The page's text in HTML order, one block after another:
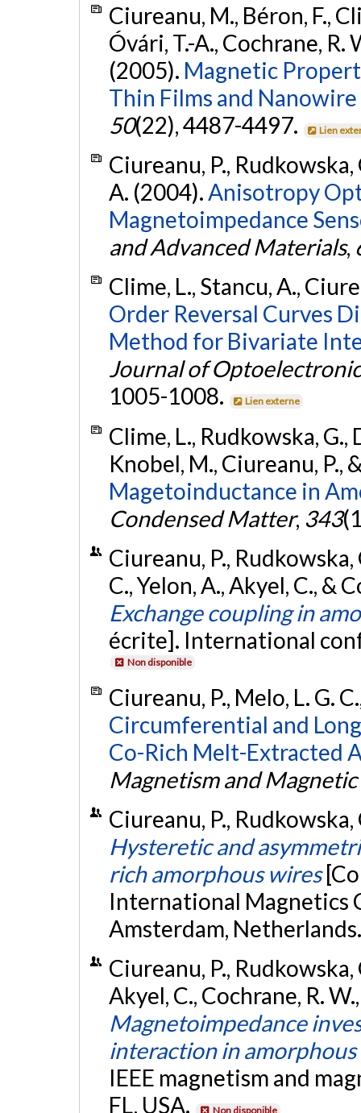
Ciureanu, M., Béron, F.,
Óvári, T.-A., Cochrane, R.
(2005). Magnetic
Thin Films and Nanowire
50(22), 4487-4497. Lien
Ciureanu, P., Rudkowska,
A. (2004).Anisotropy
Magnetoimpedance
and Advanced Materials,
Clime, L., Stancu, A.,
Order Reversal Curves
Method for Bivariate
Journal of
1005-1008.
Lien externe
Clime, L., Rudkowska, G.,
Knobel, M., Ciureanu, P.,
Magetoinductance in
Condensed Matter, 343
Ciureanu, P., Rudkowska,
C., Yelon, A., Akyel, C., &
Exchange coupling in
écrite]. International
Non disponible
Ciureanu, P., Melo, L. G.
Circumferential and
Co-Rich Melt-Extracted
Magnetism and
Ciureanu, P.,
Hysteretic and
rich amorphous wires
International Magnetics
Amsterdam,
Ciureanu, P., Rudkowska,
Akyel, C., Cochrane, R.
Magnetoimpedance
interaction in
IEEE magnetism and
FL, USA.
Non disponible